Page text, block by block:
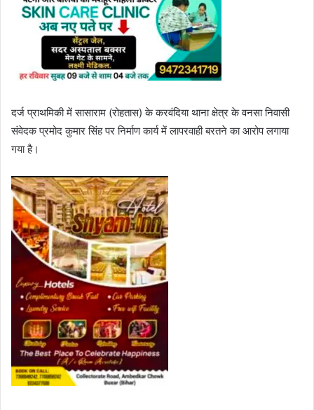
दर्ज प्राथमिकी में सासाराम (रोहतास) के करवंदिया थाना क्षेत्र के वनसा निवासी
संवेदक प्रमोद कुमार सिंह पर निर्माण कार्य में लापरवाही बरतने का आरोप लगाया
गया है।